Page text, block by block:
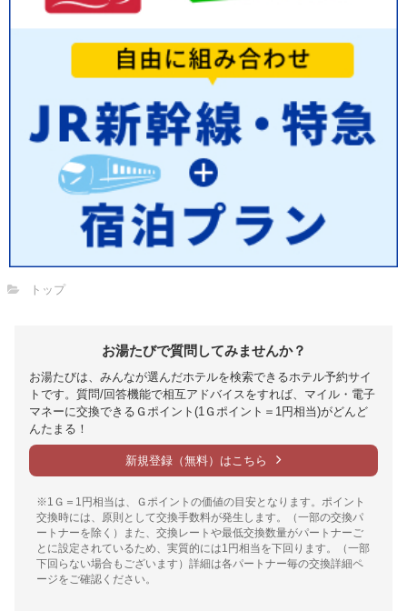
トップ
お湯たびで質問してみませんか？
お湯たびは、みんなが選んだホテルを検索できるホテル予約サイ
トです。質問/回答機能で相互アドバイスをすれば、マイル・電子
マネーに交換できるＧポイント(1Ｇポイント＝1円相当)がどんど
んたまる！
新規登録（無料）はこちら
※1Ｇ＝1円相当は、Ｇポイントの価値の目安となります。ポイント
交換時には、原則として交換手数料が発生します。（一部の交換パ
ートナーを除く）また、交換レートや最低交換数量がパートナーご
とに設定されているため、実質的には1円相当を下回ります。（一部
下回らない場合もございます）詳細は各パートナー毎の交換詳細ペ
ージをご確認ください。